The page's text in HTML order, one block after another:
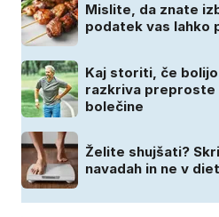
Mislite, da znate
podatek vas lahko
Kaj storiti, če
razkriva preproste
bolečine
Želite shujšati?
navadah in ne v